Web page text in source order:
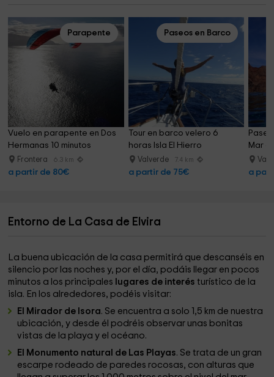
Parapente
Vuelo en parapente en Dos
Hermanas 10 minutos
Frontera 6.3 km
a partir de 80€
Paseos en Barco
Tour en barco velero 6
horas Isla El Hierro
Valverde 7.4 km
a partir de 75€
Mar
a
Entorno de La Casa de Elvira
La buena ubicación de la casa permitirá que descanséis en
silencio por las noches y, por el día, podáis llegar en pocos
minutos a los principales lugares de interés turístico de la
isla. En los alrededores, podéis visitar:
El Mirador de Isora. Se encuentra a solo 1,5 km de nuestra
ubicación, y desde él podréis observar unas bonitas
vistas de la playa y el océano.
El Monumento natural de Las Playas. Se trata de un gran
escarpe rodeado de paredes rocosas, con alturas que